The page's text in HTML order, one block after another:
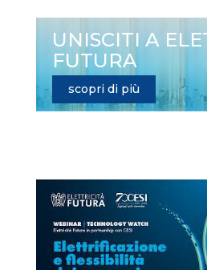
UNISCITI A
FUTURA
scopri di più